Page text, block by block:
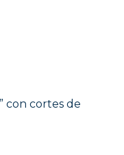
con cortes de